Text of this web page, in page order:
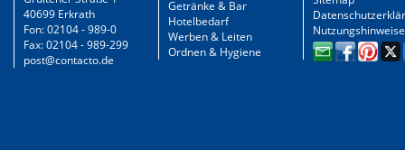
40699 Erkrath
Fon: 02104 - 989-0
Fax: 02104 - 989-299
post@contacto.de
Getränke & Bar
Hotelbedarf
Werben & Leiten
Ordnen & Hygiene
Nutzungshinweise